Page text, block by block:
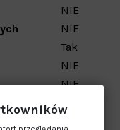
NIE
NIE
Tak
NIE
NIE